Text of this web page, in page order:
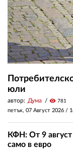
юли
автор: Дума visibility 781
петък, 07 Август 2026 /
КФН: От 9
само в евро